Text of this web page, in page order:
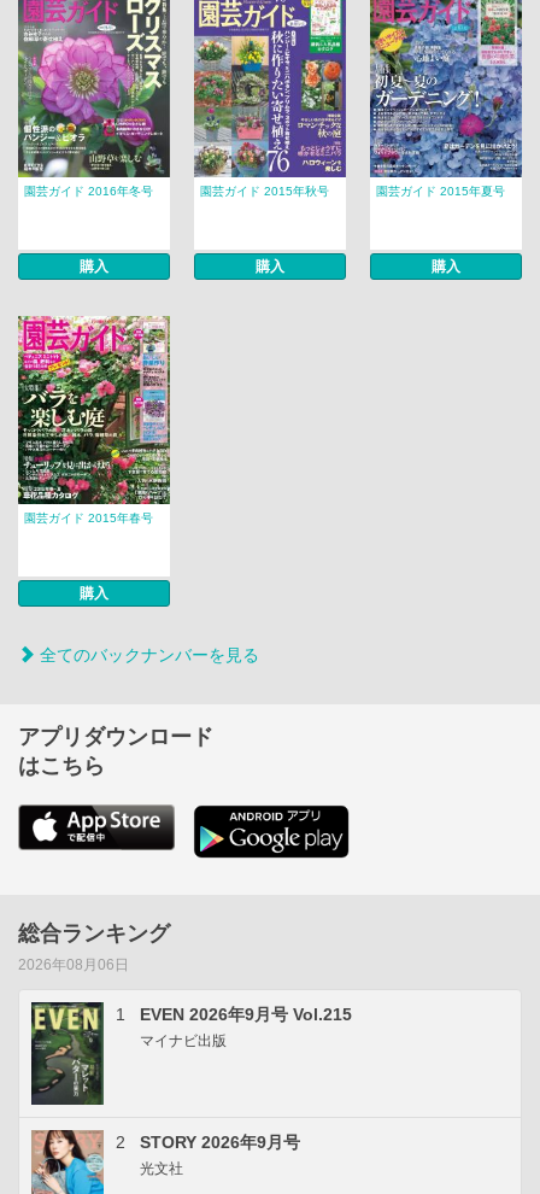
園芸ガイド 2016年冬号
購入
園芸ガイド 2015年秋号
購入
園芸ガイド 2015年夏号
購入
園芸ガイド 2015年春号
購入
全てのバックナンバーを見る
アプリダウンロード
はこちら
総合ランキング
2026年08月06日
1 EVEN 2026年9月号 Vol.215
マイナビ出版
2 STORY 2026年9月号
光文社